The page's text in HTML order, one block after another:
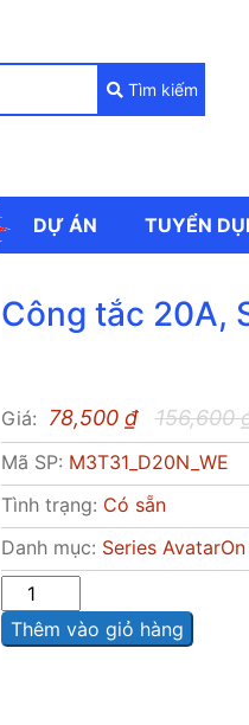
Tìm kiếm
DỰ ÁN TUYỂN
Công tắc 20A,
Giá: 78,500 ₫ 156,600
Mã SP: M3T31_D20N_WE
Tình trạng: Có sẵn
Danh mục: Series
lượng
Thêm vào giỏ hàng